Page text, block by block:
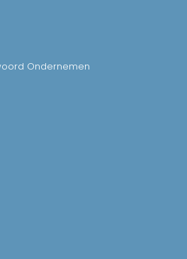
Ondernemen